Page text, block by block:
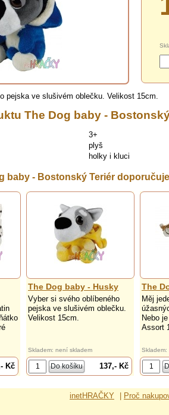
pejska ve slušivém oblečku. Velikost 15cm.
The Dog baby -
3+
plyš
holky i kluci
baby - Bostonský Teriér
Kč
The Dog baby - Husky
Vyber si svého oblíbeného
pejska ve slušivém oblečku.
Velikost 15cm.
Skladem: není skladem
137,- Kč
The
Měj
Nebo
Assort
Skladem:
inetHRAČKY Proč